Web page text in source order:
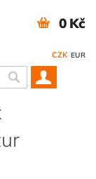
CZK EUR
0 Kč